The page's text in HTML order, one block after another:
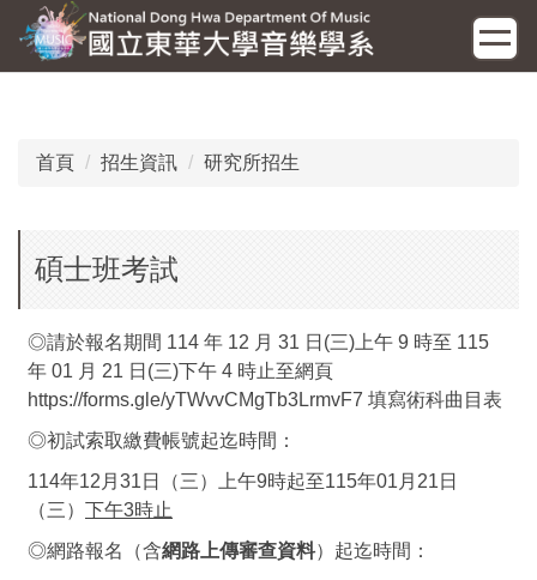
到
主
首頁 招生資訊 研究所招生
碩士班考試
◎請於報名期間 114 年 12 月 31 日(三)上午 9 時至 115
年 01 月 21 日(三)下午 4 時止至網頁
https://forms.gle/yTWvvCMgTb3LrmvF7 填寫術科曲目表
◎初試索取繳費帳號起迄時間：
114年12月31日（三）上午9時起至115年01月21日
（三） 下午3時止
◎網路報名（含網路上傳審查資料）起迄時間：